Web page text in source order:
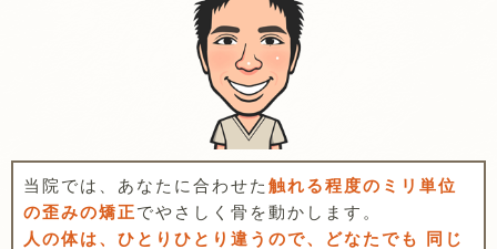
当院では、あなたに合わせた 触れる程度のミリ単位
の歪みの矯正でやさしく骨を動かします。
人の体は、ひとりひとり違うので、どなたでも 同じ